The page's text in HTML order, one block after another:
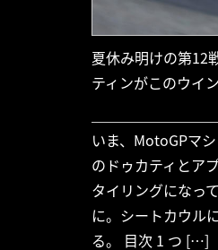
夏休み明けの第12
ティンがこのウイ
いま、MotoGPマ
のドゥカティとア
タイリングになっ
に。シートカウル
る。 目次 1 つ […]